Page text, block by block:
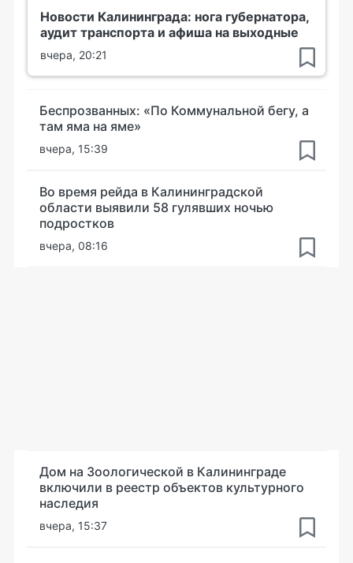
Новости Калининграда: нога губернатора,
аудит транспорта и афиша на выходные
вчера, 20:21
Беспрозванных: «По Коммунальной бегу, а
там яма на яме»
вчера, 15:39
Во время рейда в Калининградской
области выявили 58 гулявших ночью
подростков
вчера, 08:16
Дом на Зоологической в Калининграде
включили в реестр объектов культурного
наследия
вчера, 15:37